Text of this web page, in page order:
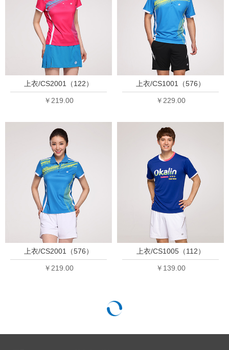
上衣/CS2001（122）
￥219.00
上衣/CS1001（576）
￥229.00
上衣/CS2001（576）
￥219.00
上衣/CS1005（112）
￥139.00